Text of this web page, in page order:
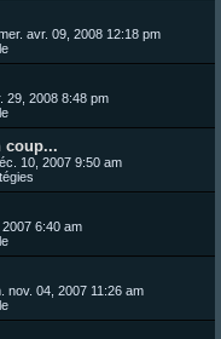
avr. 09, 2008 12:18 pm
29, 2008 8:48 pm
coup...
10, 2007 9:50 am
6:40 am
nov. 04, 2007 11:26 am